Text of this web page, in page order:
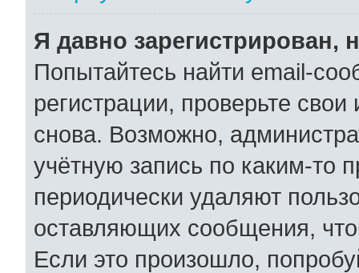
Я давно зарегистрирован,
Попытайтесь найти email-
регистрации, проверьте
снова. Возможно,
учётную запись по каким-то
периодически удаляют
оставляющих сообщения,
Если это произошло,